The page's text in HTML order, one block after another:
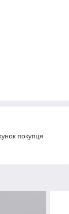
покупця